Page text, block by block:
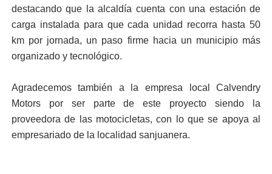
destacando que la alcaldía cuenta con una estación de
carga instalada para que cada unidad recorra hasta 50
km por jornada, un paso firme hacia un municipio más
organizado y tecnológico.
Agradecemos también a la empresa local Calvendry
Motors por ser parte de este proyecto siendo la
proveedora de las motocicletas, con lo que se apoya al
empresariado de la localidad sanjuanera.